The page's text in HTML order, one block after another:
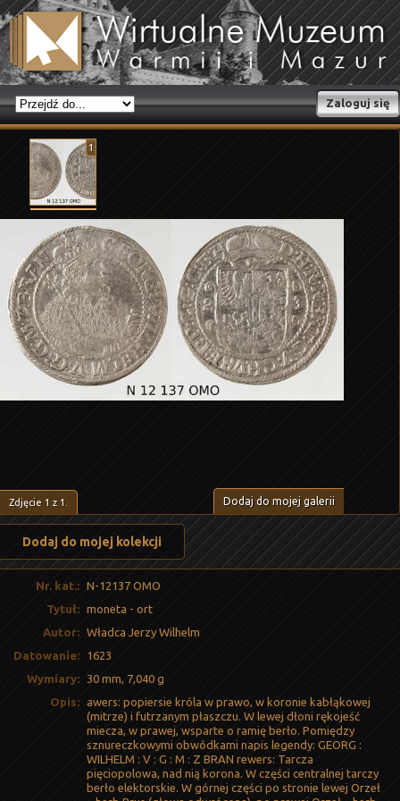
Zaloguj się
1
Dodaj do mojej galerii
Zdjęcie 1 z 1
Dodaj do mojej kolekcji
Nr. kat.: N-12137 OMO
Tytuł: moneta - ort
Autor: Władca Jerzy Wilhelm
Datowanie:
1623
Wymiary:
30 mm, 7,040 g
Opis: awers: popiersie króla w prawo, w koronie kabłąkowej
(mitrze) i futrzanym płaszczu. W lewej dłoni rękojeść
miecza, w prawej, wsparte o ramię berło. Pomiędzy
sznureczkowymi obwódkami napis legendy: GEORG :
WILHELM : V : G : M : Z BRAN rewers: Tarcza
pięciopolowa, nad nią korona. W części centralnej tarczy
berło elektorskie. W górnej części po stronie lewej Orzeł